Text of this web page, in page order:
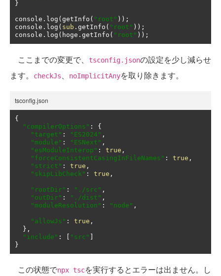
}
console . log ( getInfo ( "root" ));
console . log ( sub . getInfo ( "root" ));
console . log ( hoge . getInfo ( "root" ));
ここまでの変更で、 tsconfig.jsonの設定を少し減らせ
ます。
checkJs、 noImplicitAnyを取り除きます。
tsconfig.json
{
"compilerOptions" :
{
"target" : "ES2024" ,
"module" : "ESNext" ,
"esModuleInterop" : true ,
"forceConsistentCasingInFileNames" : true ,
"strict" : true ,
"skipLibCheck" : true ,
"rootDir" : "./src" ,
"outDir" : "./dist" ,
"moduleResolution" : "node" ,
"allowJs" : true ,
},
"include" : "src"
}
この状態でnpx tscを実行するとエラーは出ません。し